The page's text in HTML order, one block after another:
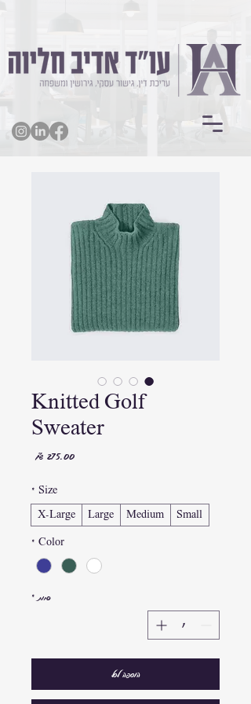
Knitted Golf
Sweater
מחיר
Size
*
Small
Medium
Large
X-Large
Color
*
כמות *
הוספה לסל